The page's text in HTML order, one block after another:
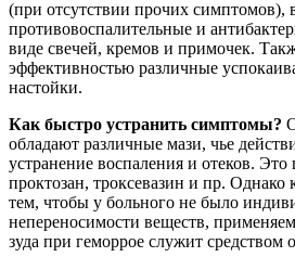
(при отсутствии прочих симптомов),
противовоспалительные и
виде свечей, кремов и примочек.
эффективностью различные
настойки.
Как быстро устранить симптомы?
обладают различные мази, чье
устранение воспаления и отеков. Это
проктозан, троксевазин и пр. Однако
тем, чтобы у больного не было
непереносимости веществ,
зуда при геморрое служит средством